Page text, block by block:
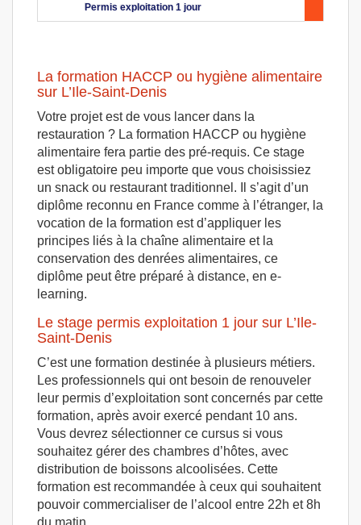
Permis exploitation 1 jour
La formation HACCP ou hygiène alimentaire
sur L’Ile-Saint-Denis
Votre projet est de vous lancer dans la
restauration ? La formation HACCP ou hygiène
alimentaire fera partie des pré-requis. Ce stage
est obligatoire peu importe que vous choisissiez
un snack ou restaurant traditionnel. Il s’agit d’un
diplôme reconnu en France comme à l’étranger, la
vocation de la formation est d’appliquer les
principes liés à la chaîne alimentaire et la
conservation des denrées alimentaires, ce
diplôme peut être préparé à distance, en e-
learning.
Le stage permis exploitation 1 jour sur L’Ile-
Saint-Denis
C’est une formation destinée à plusieurs métiers.
Les professionnels qui ont besoin de renouveler
leur permis d’exploitation sont concernés par cette
formation, après avoir exercé pendant 10 ans.
Vous devrez sélectionner ce cursus si vous
souhaitez gérer des chambres d’hôtes, avec
distribution de boissons alcoolisées. Cette
formation est recommandée à ceux qui souhaitent
pouvoir commercialiser de l’alcool entre 22h et 8h
du matin.